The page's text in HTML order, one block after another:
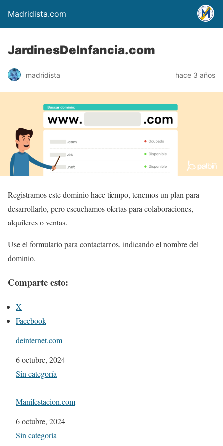
Madridista.com
JardinesDeInfancia.com
madridista hace 3 años
Registramos este dominio hace tiempo, tenemos un plan para
desarrollarlo, pero escuchamos ofertas para colaboraciones,
alquileres o ventas.
Use el formulario para contactarnos, indicando el nombre del
dominio.
Comparte esto:
X
Facebook
deinternet.com
Fecha
6 octubre, 2024
Respecto a
Sin categoría
Manifestacion.com
Fecha
6 octubre, 2024
Respecto a
Sin categoría